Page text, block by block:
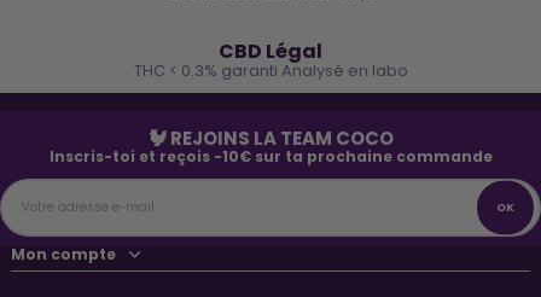
CBD Légal
THC < 0.3% garanti Analysé en labo
🐓 REJOINS LA TEAM COCO
Inscris-toi et reçois -10€ sur ta prochaine commande
Mon compte